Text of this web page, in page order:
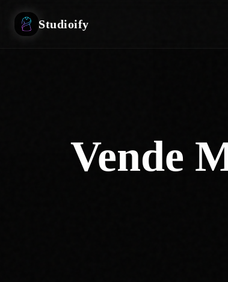
Studioify
Vende